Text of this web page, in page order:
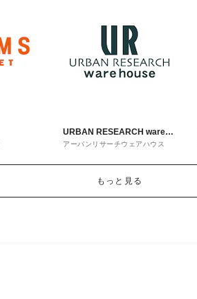
URBAN RESEARCH ware
house
アーバンリサーチウェアハウス
もっと見る